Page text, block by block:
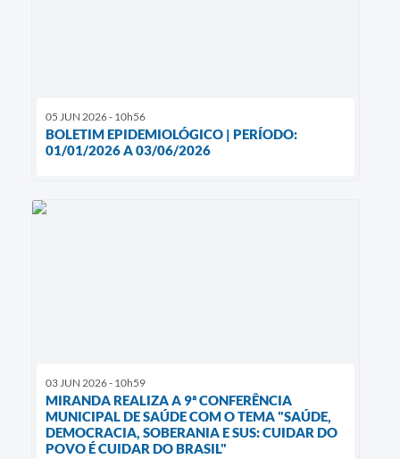
05 JUN 2026 - 10h56
BOLETIM EPIDEMIOLÓGICO | PERÍODO:
01/01/2026 A 03/06/2026
03 JUN 2026 - 10h59
MIRANDA REALIZA A 9ª CONFERÊNCIA
MUNICIPAL DE SAÚDE COM O TEMA "SAÚDE,
DEMOCRACIA, SOBERANIA E SUS: CUIDAR DO
POVO É CUIDAR DO BRASIL"